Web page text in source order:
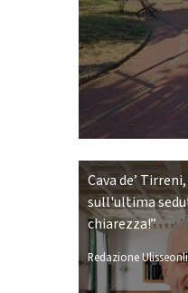
Cava de’
sull'ultima
chiarezza!”
Redazione